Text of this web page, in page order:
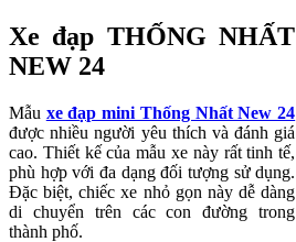
Xe đạp THỐNG NHẤT
NEW 24
Mẫu xe đạp mini Thống Nhất New 24
được nhiều người yêu thích và đánh giá
cao. Thiết kế của mẫu xe này rất tinh tế,
phù hợp với đa dạng đối tượng sử dụng.
Đặc biệt, chiếc xe nhỏ gọn này dễ dàng
di chuyển trên các con đường trong
thành phố.